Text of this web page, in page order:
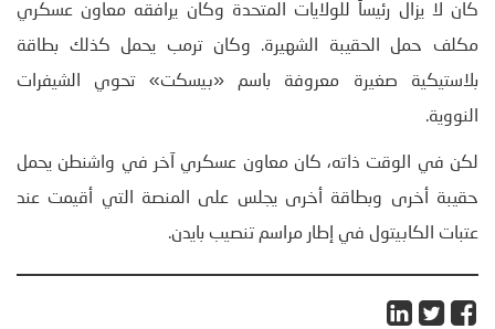
كان لا يزال رئيساً للولايات المتحدة وكان يرافقه معاون عسكري
مكلف حمل الحقيبة الشهيرة. وكان ترمب يحمل كذلك بطاقة
بلاستيكية صغيرة معروفة باسم «بيسكت» تحوي الشيفرات
النووية.
لكن في الوقت ذاته، كان معاون عسكري آخر في واشنطن يحمل
حقيبة أخرى وبطاقة أخرى يجلس على المنصة التي أقيمت عند
عتبات الكابيتول في إطار مراسم تنصيب بايدن.